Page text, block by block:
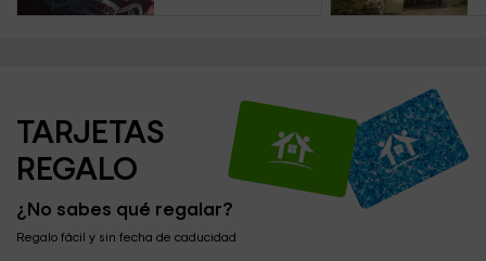
TARJETAS
REGALO
¿No sabes qué regalar?
Regalo fácil y sin fecha de caducidad